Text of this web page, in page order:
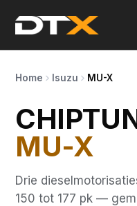
Home Isuzu MU-X
MU-X
Drie
150 tot 177 pk —